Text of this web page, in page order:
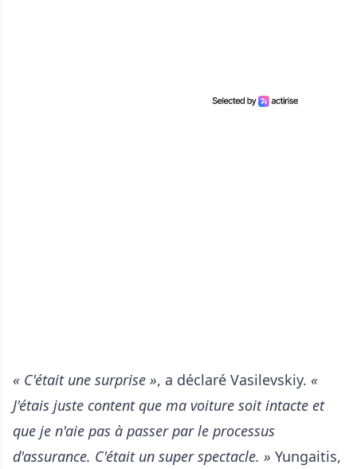
« C'était une surprise », a déclaré Vasilevskiy. «
J'étais juste content que ma voiture soit intacte et
que je n'aie pas à passer par le processus
d'assurance. C'était un super spectacle. » Yungaitis,